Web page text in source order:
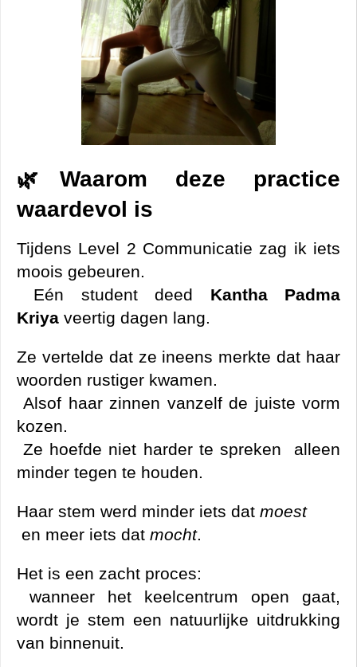
🌿 Waarom deze practice
waardevol is
Tijdens Level 2 Communicatie zag ik iets
moois gebeuren.
Eén student deed Kantha Padma
Kriya veertig dagen lang.
Ze vertelde dat ze ineens merkte dat haar
woorden rustiger kwamen.
Alsof haar zinnen vanzelf de juiste vorm
kozen.
Ze hoefde niet harder te spreken  alleen
minder tegen te houden.
Haar stem werd minder iets dat moest
en meer iets dat mocht.
Het is een zacht proces:
wanneer het keelcentrum open gaat,
wordt je stem een natuurlijke uitdrukking
van binnenuit.